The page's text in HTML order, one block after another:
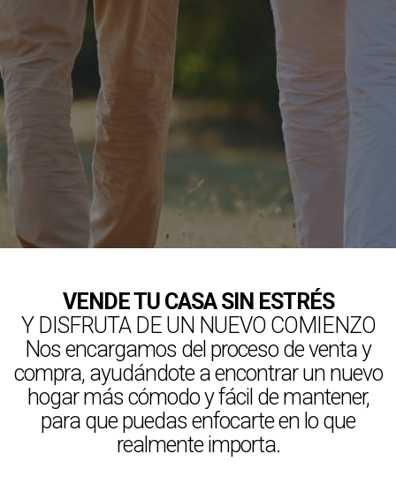
VENDE TU CASA SIN ESTRÉS
Y DISFRUTA DE UN NUEVO COMIENZO
Nos encargamos del proceso de venta y
compra, ayudándote a encontrar un nuevo
hogar más cómodo y fácil de mantener,
para que puedas enfocarte en lo que
realmente importa.